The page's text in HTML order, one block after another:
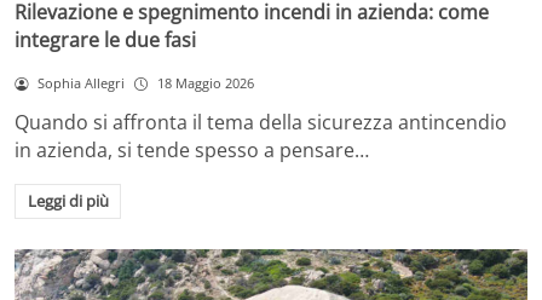
Rilevazione e spegnimento incendi in azienda: come
integrare le due fasi
Sophia Allegri 18 Maggio 2026
Quando si affronta il tema della sicurezza antincendio
in azienda, si tende spesso a pensare…
Leggi di più